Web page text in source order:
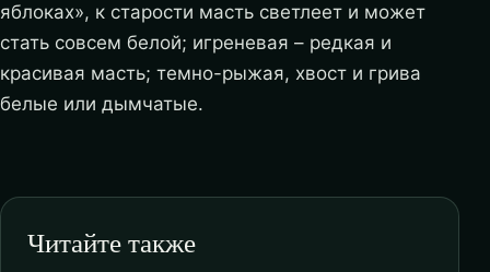
яблоках», к старости масть светлеет и может
стать совсем белой; игреневая – редкая и
красивая масть; темно-рыжая, хвост и грива
белые или дымчатые.
Читайте также